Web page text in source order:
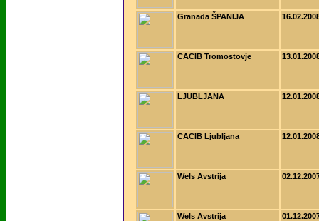
Granada ŠPANIJA
CACIB Tromostovje
LJUBLJANA
CACIB Ljubljana
Wels Avstrija
Wels Avstrija